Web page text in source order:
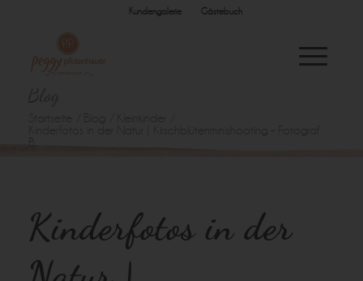
Kundengalerie Gästebuch
Kinderfotos in der